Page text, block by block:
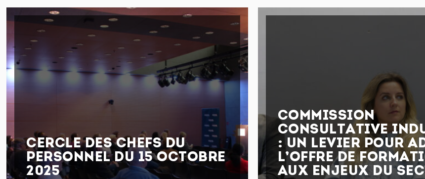
CERCLE DES CHEFS DU
PERSONNEL DU 15 OCTOBRE
2025
COMMISSION
CONSULTATIVE
: UN LEVIER POUR
L’OFFRE DE
AUX ENJEUX DU